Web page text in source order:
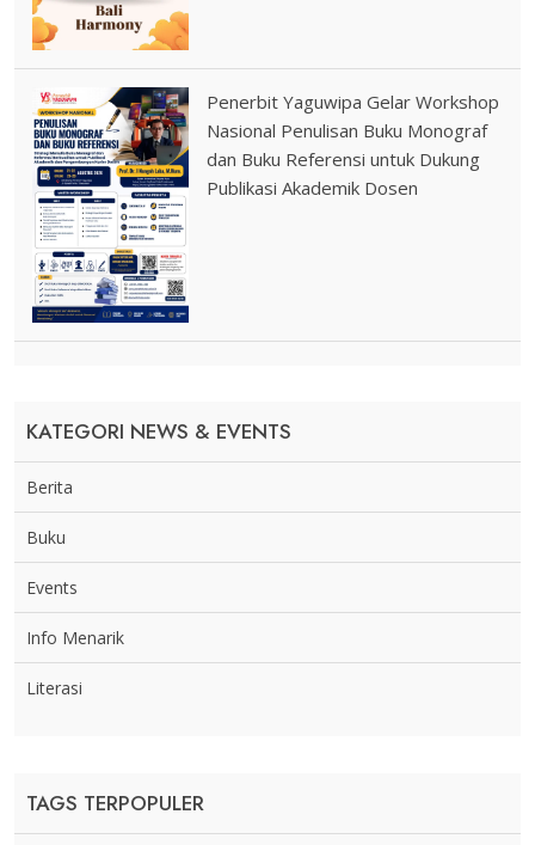
Penerbit Yaguwipa Gelar Workshop
Nasional Penulisan Buku Monograf
dan Buku Referensi untuk Dukung
Publikasi Akademik Dosen
KATEGORI NEWS & EVENTS
Berita
Buku
Events
Info Menarik
Literasi
TAGS TERPOPULER